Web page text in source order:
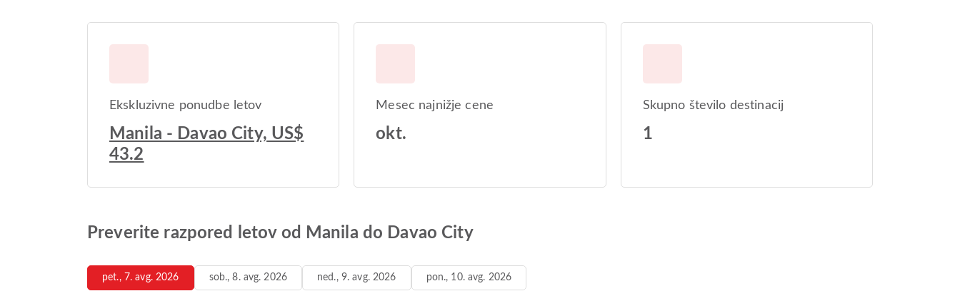
Ekskluzivne ponudbe letov
Manila - Davao City, US$
43.2
Mesec najnižje cene
okt.
Skupno število destinacij
1
Preverite razpored letov od Manila do Davao City
pet., 7. avg. 2026 sob., 8. avg. 2026 ned., 9. avg. 2026 pon., 10. avg. 2026